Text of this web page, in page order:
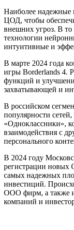
Наиболее надежные
ЦОД, чтобы
внешних угроз. В
технологии
интуитивные и
В марте 2024 года
игры Borderlands 4.
функций и
захватывающей и
В российском
популярности
«Одноклассники»,
взаимодействия с
персонального
В 2024 году
регистрации новых
самых надежных
инвестиций.
ООО фирм, а также
компаний и